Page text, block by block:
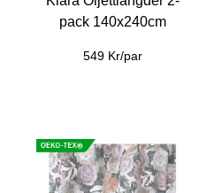
pack 140x240cm
549 Kr/par